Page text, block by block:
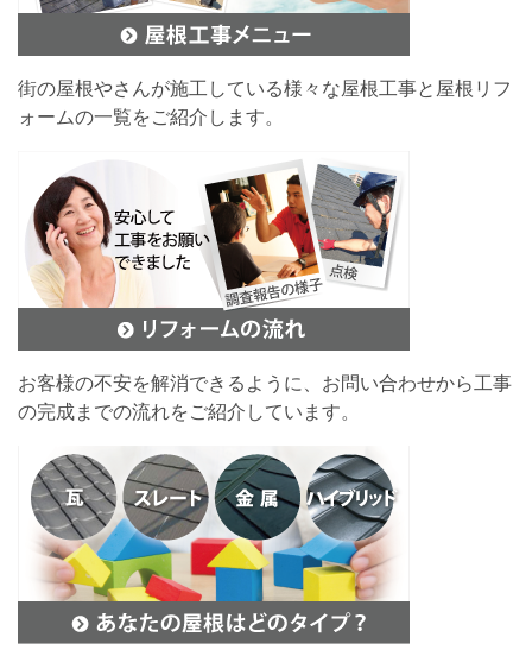
街の屋根やさんが施工している様々な屋根工事と屋根リフ
ォームの一覧をご紹介します。
お客様の不安を解消できるように、お問い合わせから工事
の完成までの流れをご紹介しています。